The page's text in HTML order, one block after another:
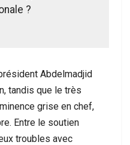
?
Abdelmadjid
tandis que le très
grise en chef,
Entre le soutien
troubles avec